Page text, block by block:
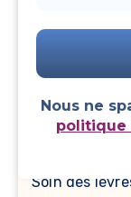
Nous ne
politique
Se
Soin des
Soin des